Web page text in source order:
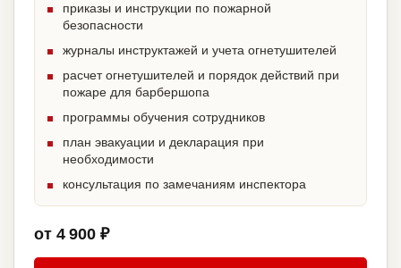
приказы и инструкции по пожарной
безопасности
журналы инструктажей и учета огнетушителей
расчет огнетушителей и порядок действий при
пожаре для барбершопа
программы обучения сотрудников
план эвакуации и декларация при
необходимости
консультация по замечаниям инспектора
от 4 900 ₽